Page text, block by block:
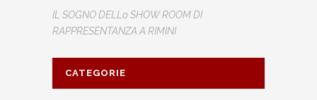
IL SOGNO DELLo SHOW ROOM DI
RAPPRESENTANZA A RIMINI
CATEGORIE